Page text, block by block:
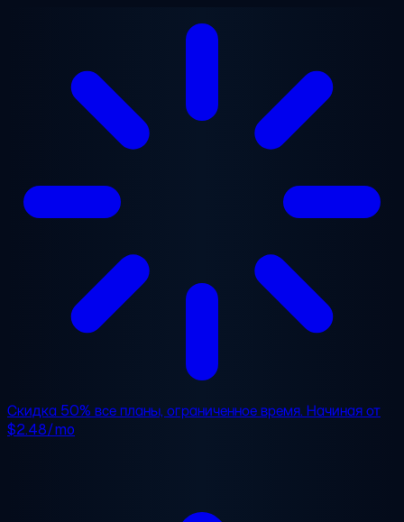
Перейти к основному содержанию
Скидка 50% все планы, ограниченное время. Начиная от
$2.48/mo